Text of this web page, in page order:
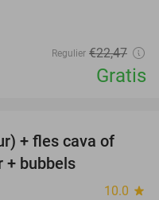
Regulier €22,47
Gratis
37%
+ fles cava of
+ bubbels
10.0 star